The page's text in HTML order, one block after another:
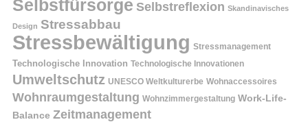
Selbstfürsorge Selbstreflexion Skandinavisches
Design Stressabbau
Stressbewältigung Stressmanagement
Technologische Innovation Technologische Innovationen
Umweltschutz UNESCO Weltkulturerbe Wohnaccessoires
Wohnraumgestaltung Wohnzimmergestaltung Work-Life-
Balance Zeitmanagement